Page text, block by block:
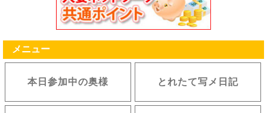
メニュー
本日参加中の奥様 とれたて写メ日記